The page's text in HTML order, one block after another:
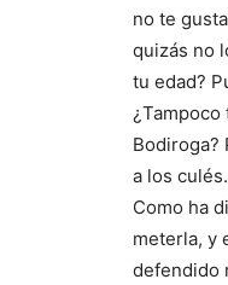
no te
quizás no
tu edad?
¿Tampoco
Bodiroga?
a los
Como ha
meterla, y
defendido